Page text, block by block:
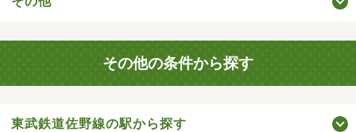
その他の条件から探す
東武鉄道佐野線の駅から探す